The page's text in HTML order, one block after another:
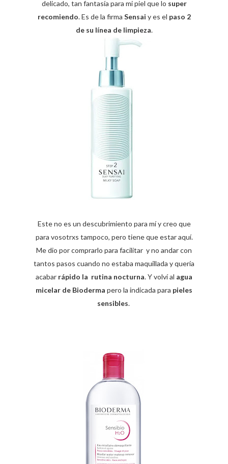
delicado, tan fantasía para mi piel que lo super
recomiendo. Es de la firma Sensai y es el paso 2
de su línea de limpieza.
Este no es un descubrimiento para mí y creo que
para vosotrxs tampoco, pero tiene que estar aquí.
Me dio por comprarlo para facilitar y no andar con
tantos pasos cuando no estaba maquillada y quería
acabar rápido la rutina nocturna. Y volví al agua
micelar de Bioderma pero la indicada para pieles
sensibles.